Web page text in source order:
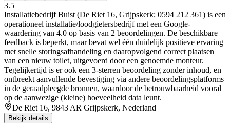
3.5
Installatiebedrijf Buist (De Riet 16, Grijpskerk; 0594 212 361) is een
operationeel installatie/loodgietersbedrijf met een Google-
waardering van 4.0 op basis van 2 beoordelingen. De beschikbare
feedback is beperkt, maar bevat wel één duidelijk positieve ervaring
met snelle storingsafhandeling en daaropvolgend correct plaatsen
van een nieuw toilet, uitgevoerd door een genoemde monteur.
Tegelijkertijd is er ook een 3-sterren beoordeling zonder inhoud, en
ontbreekt aanvullende bevestiging via andere beoordelingsplatforms
in de geraadpleegde bronnen, waardoor de betrouwbaarheid vooral
op de aanwezige (kleine) hoeveelheid data leunt.
De Riet 16, 9843 AR Grijpskerk, Nederland
Bekijk details